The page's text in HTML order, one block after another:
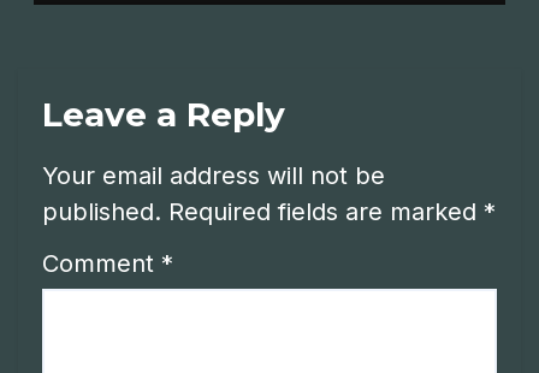
Leave a Reply
Your email address will not be
published. Required fields are marked *
Comment *